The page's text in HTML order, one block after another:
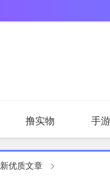
撸实物 手
优质文章 >